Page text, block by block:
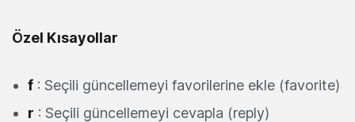
Özel Kısayollar
f : Seçili güncellemeyi favorilerine ekle (favorite)
r : Seçili güncellemeyi cevapla (reply)